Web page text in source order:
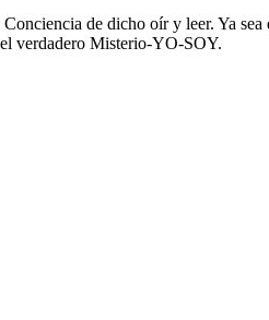
de dicho oír y leer. Ya
verdadero Misterio-YO-SOY.